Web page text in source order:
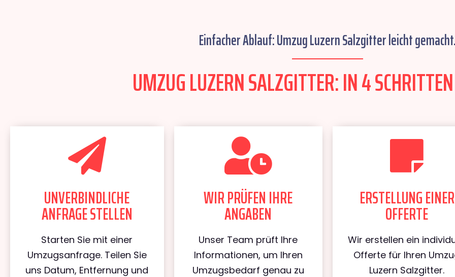
Einfacher Ablauf: Umzug Luzern Salzgitter leicht
UMZUG LUZERN SALZGITTER: IN 4
UNVERBINDLICHE
ANFRAGE STELLEN
Starten Sie mit einer
Umzugsanfrage. Teilen Sie
uns Datum, Entfernung und
WIR PRÜFEN IHRE
ANGABEN
Unser Team prüft Ihre
Informationen, um Ihren
Umzugsbedarf genau zu
ERSTELLUNG EINER
OFFERTE
Wir erstellen ein
Offerte für Ihren
Luzern Salzgitter.